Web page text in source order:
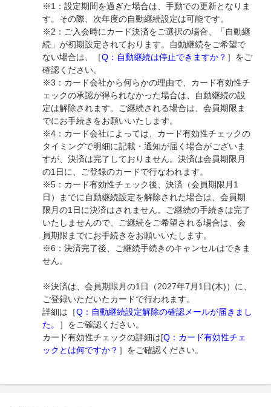
※1：設定期間を過ぎた場合は、手動での更新となりま
す。その際、次年度の自動継続設定は可能です。
※2：ご入会時にカード決済をご選択の場合、「自動継
続」が初期設定されております。自動継続をご希望で
ない場合は、［Q：自動継続は停止できますか？ ］をご
確認ください。
※3：カード会社から何らかの理由で、カード有効性チ
ェックの承認が得られなかった場合は、自動継続の設
定は解除されます。ご継続される場合は、会員期限ま
でにお手続きをお願いいたします。
※4：カード会社によっては、カード有効性チェックの
タイミングで明細に記載・通知が届く場合がございま
すが、決済は完了しておりません。決済は会員期限月
の1日に、ご登録のカードで行なわれます。
※5：カード有効性チェック後、決済（会員期限月1
日）までに自動継続設定を解除された場合は、会員期
限月の1日に決済はされません。ご継続の手続きは完了
いたしませんので、ご継続をご希望される場合は、会
員期限までにお手続きをお願いいたします。
※6：決済完了後、ご継続手続きのキャンセルはできま
せん。
※決済は、会員期限月の1日（2027年7月1日(木)）に、
ご登録いただいたカードで行われます。
詳細は［Q：自動継続設定解除の確認メールが届きまし
た。
］をご確認ください。
カード有効性チェックの詳細は[Q：カード有効性チェ
ックとは何ですか？ ］をご確認ください。